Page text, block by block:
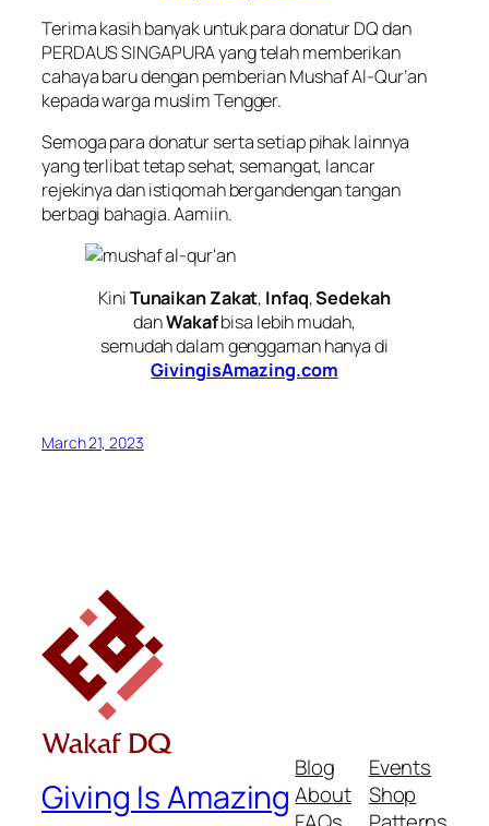
Terima kasih banyak untuk para donatur DQ dan
PERDAUS SINGAPURA yang telah memberikan
cahaya baru dengan pemberian Mushaf Al-Qur’an
kepada warga muslim Tengger.
Semoga para donatur serta setiap pihak lainnya
yang terlibat tetap sehat, semangat, lancar
rejekinya dan istiqomah bergandengan tangan
berbagi bahagia. Aamiin.
KiniTunaikan Zakat, Infaq,Sedekah
danWakafbisa lebih mudah,
semudah dalam genggaman hanya di
GivingisAmazing.com
March 21, 2023
Giving Is Amazing
Blog
About
Events
Shop